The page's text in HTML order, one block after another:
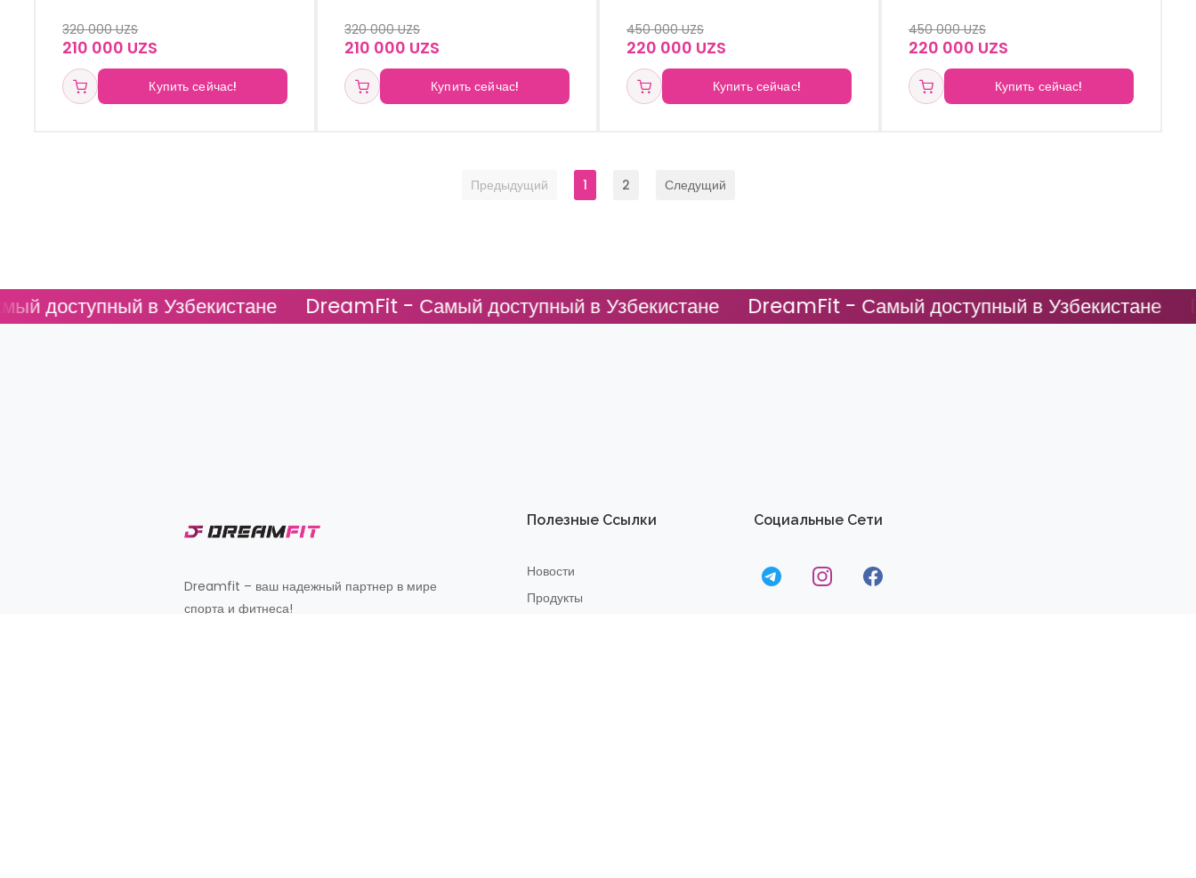
регулируемой ручкой по
320 000 UZS
210 000 UZS
Купить сейчас!
и регулируемой по высоте
320 000 UZS
210 000 UZS
Купить сейчас!
ручкой.
450 000 UZS
220 000 UZS
Купить сейчас!
ручкой.
450 000 UZS
220 000 UZS
Купить сейчас!
Предыдущий 1 2 Следущий
Узбекистане DreamFit - Самый доступный в Узбекистане DreamFit - Самый доступный в Узбекистане DreamFit -
Dreamfit – ваш надежный партнер в мире
спорта и фитнеса!
Полезные Ссылки
Новости
Продукты
Социальные Сети